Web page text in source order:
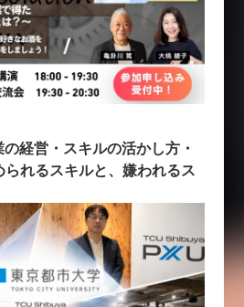
の経営・スキルの活かし方・
れるスキルと、嫌われるス